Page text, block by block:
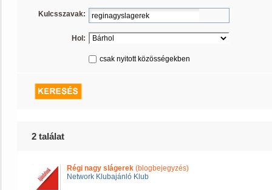
Kulcsszavak:
Hol:
csak nyitott közösségekben
2 találat
Régi nagy slágerek (blogbejegyzés)
Network Klubajánló Klub